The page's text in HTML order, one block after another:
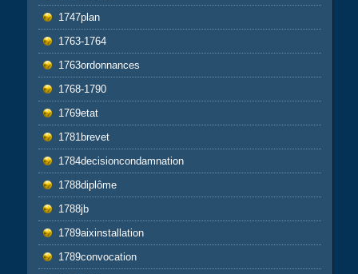
1747plan
1763-1764
1763ordonnances
1768-1790
1769etat
1781brevet
1784decisioncondamnation
1788diplôme
1788jb
1789aixinstallation
1789convocation